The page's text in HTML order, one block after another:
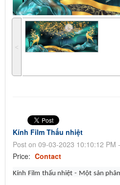
˂
Kính Film Thấu nhiệt
Post on 09-03-2023 10:10:12 PM
Price: Contact
Kính Film thấu nhiệt - Một sản